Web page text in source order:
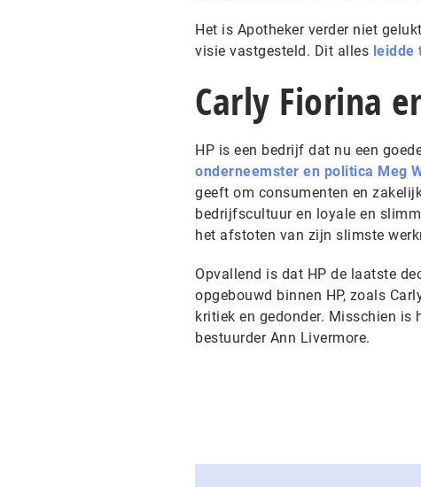
Het is Apotheker verder niet
visie vastgesteld. Dit alles leidde
Carly Fiorina
HP is een bedrijf dat nu een
onderneemster en politica Meg
geeft om consumenten en
bedrijfscultuur en loyale en
het afstoten van zijn slimste
Opvallend is dat HP de laatste
opgebouwd binnen HP, zoals
kritiek en gedonder. Misschien is
bestuurder Ann Livermore.